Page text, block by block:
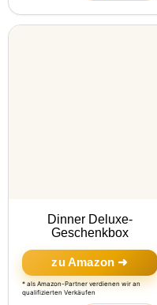
Dinner Deluxe-
Geschenkbox
zu Amazon ➜
* als Amazon-Partner verdienen wir an
qualifizierten Verkäufen